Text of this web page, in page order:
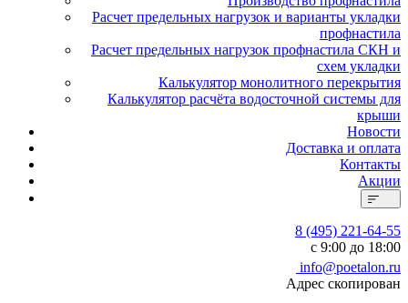
Расчет предельных нагрузок и варианты укладки
профнастила
Расчет предельных нагрузок профнастила СКН и
схем укладки
Калькулятор монолитного перекрытия
Калькулятор расчёта водосточной системы для
крыши
Новости
Доставка и оплата
Контакты
Акции
8 (495) 221-64-55
с 9:00 до 18:00
info@poetalon.ru
Адрес скопирован